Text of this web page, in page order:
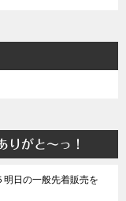
がと～っ！
日の一般先着販売を